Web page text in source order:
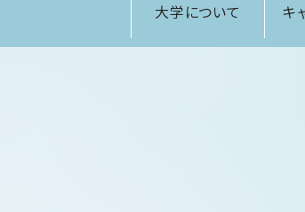
大学について キ